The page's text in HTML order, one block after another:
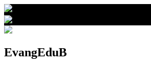
EvangEduB